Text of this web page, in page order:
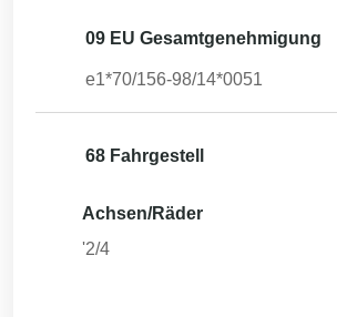
09 EU Gesamtgenehmigung
e1*70/156-98/14*0051
68 Fahrgestell
Achsen/Räder
'2/4